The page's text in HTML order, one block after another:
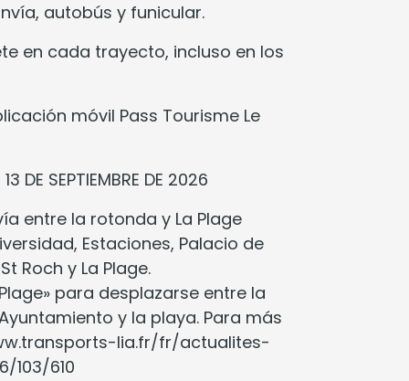
autobús y funicular.
en cada trayecto, incluso en los
móvil Pass Tourisme Le
DE SEPTIEMBRE DE 2026
entre la rotonda y La Plage
Estaciones, Palacio de
Roch y La Plage.
para desplazarse entre la
y la playa. Para más
lia.fr/fr/actualites-
103/610